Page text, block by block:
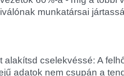
munkatársai
alakítsd cselekvéssé: A
adatok nem csupán a